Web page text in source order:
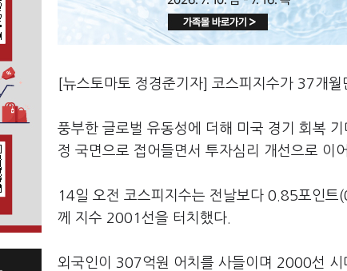
[뉴스토마토 정경준기자] 코스피지수가 37개
풍부한 글로벌 유동성에 더해 미국 경기 회복
정 국면으로 접어들면서 투자심리 개선으로 이
14일 오전 코스피지수는 전날보다 0.85포인
께 지수 2001선을 터치했다.
외국인이 307억원 어치를 사들이며 2000선 시